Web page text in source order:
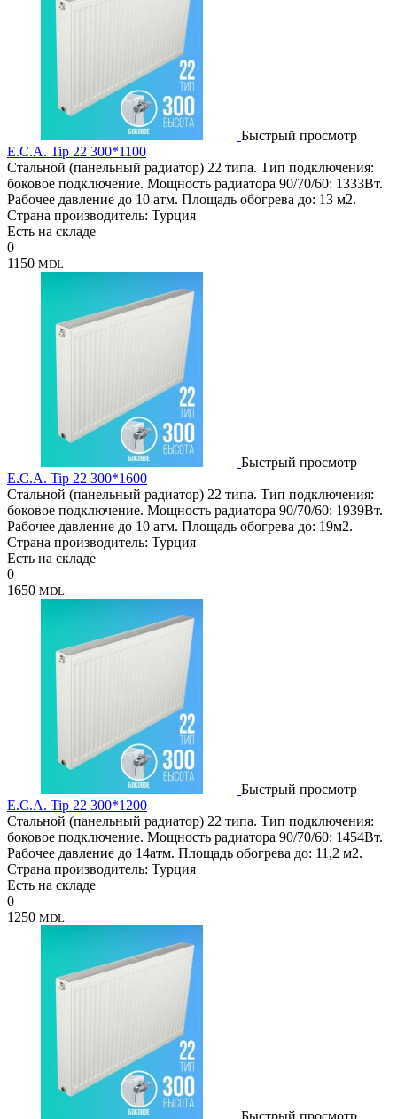
Быстрый просмотр
E.C.A. Tip 22 300*1100
Стальной (панельный радиатор) 22 типа. Тип подключения:
боковое подключение. Мощность радиатора 90/70/60: 1333Вт.
Рабочее давление до 10 атм. Площадь обогрева до: 13 м2.
Страна производитель: Турция
Есть на складе
0
1150 MDL
Быстрый просмотр
E.C.A. Tip 22 300*1600
Стальной (панельный радиатор) 22 типа. Тип подключения:
боковое подключение. Мощность радиатора 90/70/60: 1939Вт.
Рабочее давление до 10 атм. Площадь обогрева до: 19м2.
Страна производитель: Турция
Есть на складе
0
1650 MDL
Быстрый просмотр
E.C.A. Tip 22 300*1200
Стальной (панельный радиатор) 22 типа. Тип подключения:
боковое подключение. Мощность радиатора 90/70/60: 1454Вт.
Рабочее давление до 14атм. Площадь обогрева до: 11,2 м2.
Страна производитель: Турция
Есть на складе
0
1250 MDL
Быстрый просмотр